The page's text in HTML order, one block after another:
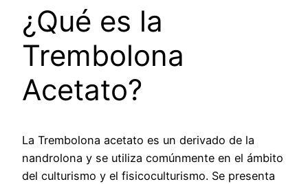
¿Qué es la
Trembolona
Acetato?
La Trembolona acetato es un derivado de la
nandrolona y se utiliza comúnmente en el ámbito
del culturismo y el fisicoculturismo. Se presenta